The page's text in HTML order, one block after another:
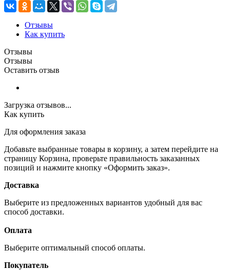
Отзывы
Как купить
Отзывы
Отзывы
Оставить отзыв
Загрузка отзывов...
Как купить
Для оформления заказа
Добавьте выбранные товары в корзину, а затем перейдите на
страницу Корзина, проверьте правильность заказанных
позиций и нажмите кнопку «Оформить заказ».
Доставка
Выберите из предложенных вариантов удобный для вас
способ доставки.
Оплата
Выберите оптимальный способ оплаты.
Покупатель